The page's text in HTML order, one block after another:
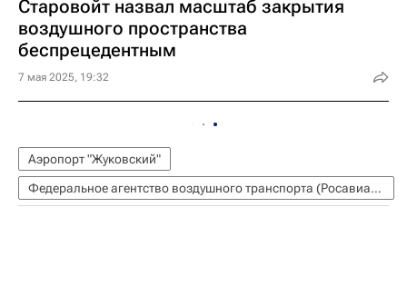
Старовойт назвал масштаб закрытия
воздушного пространства
беспрецедентным
7 мая 2025, 19:32
Аэропорт "Жуковский"
Федеральное агентство воздушного транспорта (Росавиация)